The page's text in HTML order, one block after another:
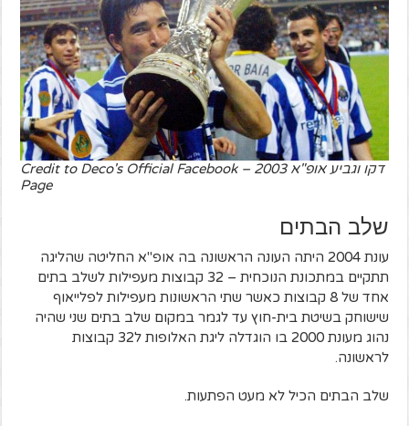
דקו וגביע אופ"א 2003 – Credit to Deco's Official Facebook
Page
שלב הבתים
עונת 2004 היתה העונה הראשונה בה אופ"א החליטה שהליגה
תתקיים במתכונת הנוכחית – 32 קבוצות מעפילות לשלב בתים
אחד של 8 קבוצות כאשר שתי הראשונות מעפילות לפלייאוף
שישוחק בשיטת בית-חוץ עד לגמר במקום שלב בתים שני שהיה
נהוג מעונת 2000 בו הוגדלה ליגת האלופות ל32 קבוצות
לראשונה.
שלב הבתים הכיל לא מעט הפתעות.